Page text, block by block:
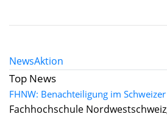
NewsAktion
Top News
FHNW: Benachteiligung im
Fachhochschule